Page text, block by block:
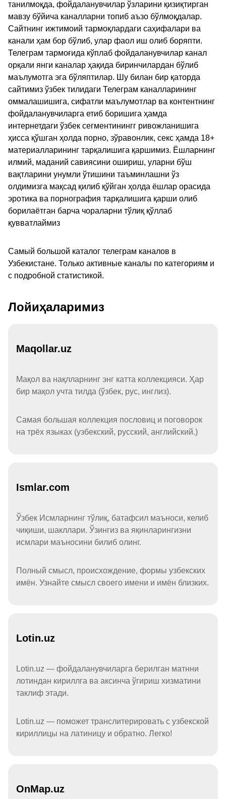
танилмоқда, фойдаланувчилар ўзларини қизиқтирган
мавзу бўйича каналларни топиб аъзо бўлмоқдалар.
Сайтнинг ижтимоий тармоқлардаги саҳифалари ва
канали ҳам бор бўлиб, улар фаол иш олиб боряпти.
Телеграм тармоғида кўплаб фойдаланувчилар канал
орқали янги каналар ҳақида биринчилардан бўлиб
маълумотга эга бўляптилар. Шу билан бир қаторда
сайтимиз ўзбек тилидаги Телеграм каналларининг
оммалашишига, сифатли маълумотлар ва контентнинг
фойдаланувчиларга етиб боришига ҳамда
интернетдаги ўзбек сегментинингг ривожланишига
ҳисса қўшган ҳолда порно, зўравонлик, секс ҳамда 18+
материалларининг тарқалишига қаршимиз. Ёшларнинг
илмий, маданий савиясини ошириш, уларни бўш
вақтларини унумли ўтишини таъминлашни ўз
олдимизга мақсад қилиб қўйган ҳолда ёшлар орасида
эротика ва порнография тарқалишига қарши олиб
борилаётган барча чораларни тўлиқ қўллаб
қувватлаймиз
Самый большой каталог телеграм каналов в
Узбекистане. Только активные каналы по категориям и
с подробной статистикой.
Лойиҳаларимиз
Maqollar.uz
Мақол ва нақлларнинг энг катта коллекцияси. Ҳар
бир мақол учта тилда (ўзбек, рус, инглиз).
Самая большая коллекция пословиц и поговорок
на трёх языках (узбекский, русский, английский.)
Ismlar.com
Ўзбек Исмларнинг тўлиқ, батафсил маъноси, келиб
чиқиши, шакллари. Ўзингиз ва яқинларингизни
исмлари маъносини билиб олинг.
Полный смысл, происхождение, формы узбекских
имён. Узнайте смысл своего имени и имён близких.
Lotin.uz
Lotin.uz — фойдаланувчиларга берилган матнни
лотиндан кириллга ва аксинча ўгириш хизматини
таклиф этади.
Lotin.uz — поможет транслитерировать с узбекской
кириллицы на латиницу и обратно. Легко!
OnMap.uz